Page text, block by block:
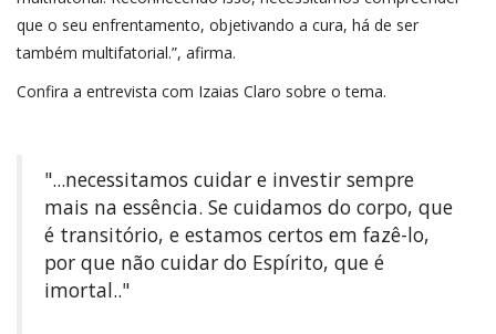
que o seu enfrentamento, objetivando a cura, há de ser
também multifatorial.”, afirma.
Confira a entrevista com Izaias Claro sobre o tema.
"...necessitamos cuidar e investir sempre
mais na essência. Se cuidamos do corpo, que
é transitório, e estamos certos em fazê-lo,
por que não cuidar do Espírito, que é
imortal.."